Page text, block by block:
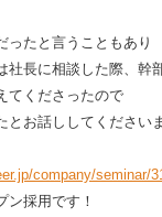
（C
h
e
e
a
r
ったと言うこともあり
社長に相談した際、幹
てくださったので
とお話ししてください
company/seminar/
ン採用です！